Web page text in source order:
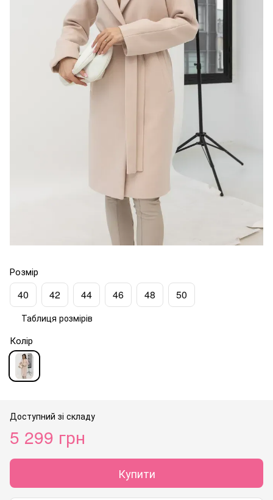
Розмір
40 42 44 46 48 50
Таблиця розмірів
Колір
Доступний зі складу
5 299 грн
Купити